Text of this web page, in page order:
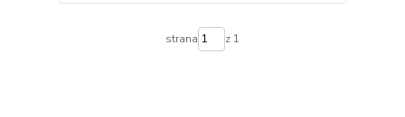
strana z 1